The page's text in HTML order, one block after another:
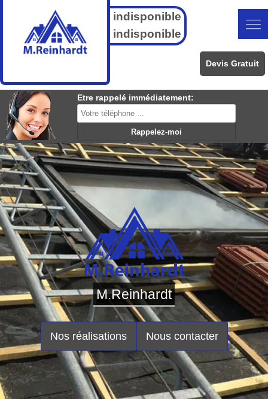
indisponible
indisponible
Devis Gratuit
Etre rappelé immédiatement:
M.Reinhardt
Nos réalisations Nous contacter